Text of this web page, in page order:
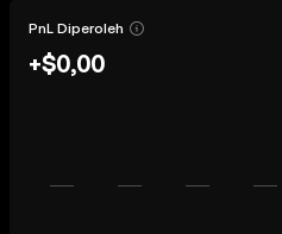
PnL Diperoleh
+$0,00